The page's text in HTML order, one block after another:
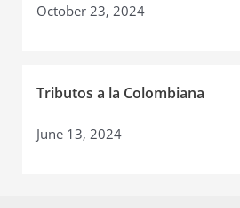
October 23, 2024
Tributos a la Colombiana
June 13, 2024